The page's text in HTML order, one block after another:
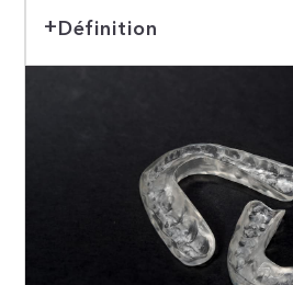
Définition